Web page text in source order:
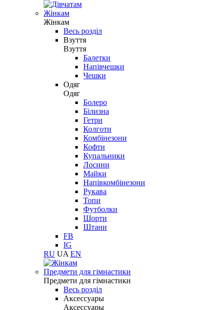
Жінкам
Жінкам
Весь розділ
Взуття
Взуття
Балетки
Напівчешки
Чешки
Одяг
Одяг
Болеро
Білизна
Гетри
Колготи
Комбінезони
Кофти
Купальники
Лосини
Майки
Напівкомбінезони
Рукава
Топи
Футболки
Шорти
Штани
FB
IG
RU UA EN
Предмети для гімнастики
Предмети для гімнастики
Весь розділ
Аксессуары
Аксессуары